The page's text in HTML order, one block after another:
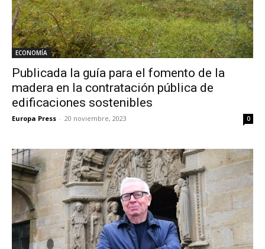
ECONOMÍA
Publicada la guía para el fomento de la
madera en la contratación pública de
edificaciones sostenibles
Europa Press - 20 noviembre, 2023 0